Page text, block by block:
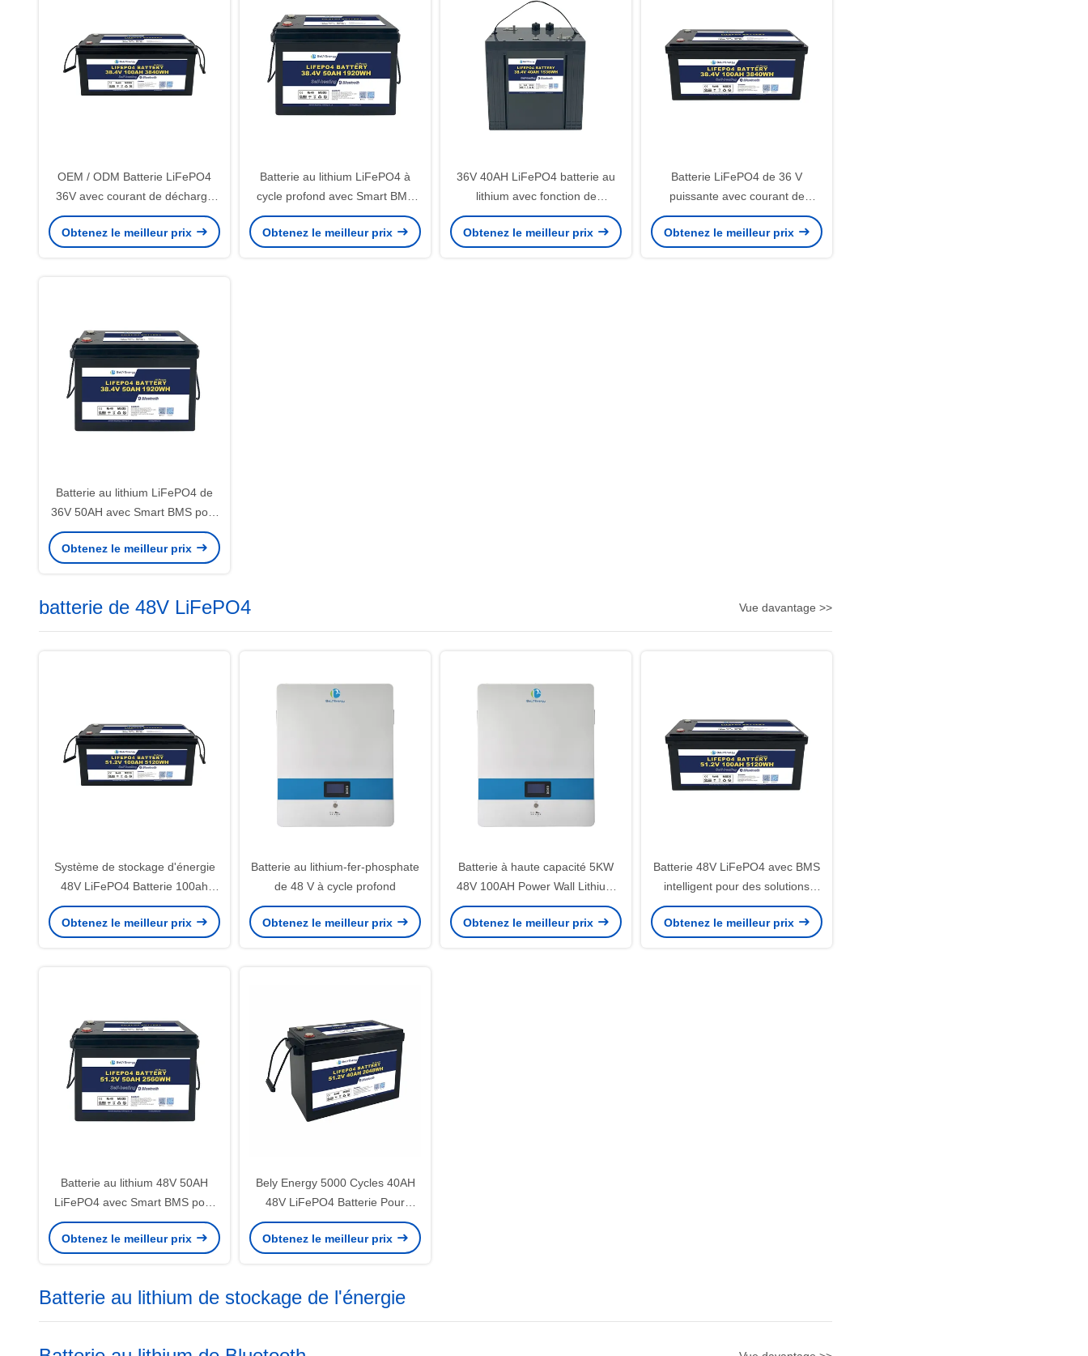
OEM / ODM Batterie LiFePO4
36V avec courant de décharge
de 100A pour les applications
maritimes à haute puissance
Obtenez le meilleur prix
Batterie au lithium LiFePO4 à
cycle profond avec Smart BMS
pour l'énergie renouvelable
marine et navale 36V 50AH
Obtenez le meilleur prix
36V 40AH LiFePO4 batterie au
lithium avec fonction de
communication incluse pour les
chariots de golf
Obtenez le meilleur prix
Batterie LiFePO4 de 36 V
puissante avec courant de
décharge de 100 A pour les
applications marines à haute
Obtenez le meilleur prix
Batterie au lithium LiFePO4 de
36V 50AH avec Smart BMS pour
l'énergie renouvelable marine et
navale
Obtenez le meilleur prix
batterie de 48V LiFePO4 Vue davantage >>
Système de stockage d'énergie
48V LiFePO4 Batterie 100ah
Avec courant de décharge
maximal 100A Et Bluetooth en
Obtenez le meilleur prix
Batterie au lithium-fer-phosphate
de 48 V à cycle profond
Obtenez le meilleur prix
Batterie à haute capacité 5KW
48V 100AH Power Wall Lithium
Iron Phosphate avec capacité
nominale Bluetooth en option
Obtenez le meilleur prix
Batterie 48V LiFePO4 avec BMS
intelligent pour des solutions
respectueuses de
l'environnement
Obtenez le meilleur prix
Batterie au lithium 48V 50AH
LiFePO4 avec Smart BMS pour
l'énergie renouvelable des
bateaux maritimes
Obtenez le meilleur prix
Bely Energy 5000 Cycles 40AH
48V LiFePO4 Batterie Pour
Yachit 100% DOD Utilisation
solaire
Obtenez le meilleur prix
Batterie au lithium de stockage de l'énergie